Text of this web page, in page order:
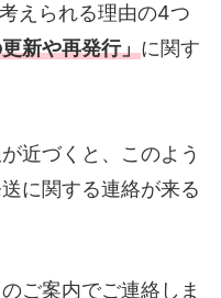
えられる理由の4つ
新や再発行」に関す
近づくと、このよう
に関する連絡が来る
ご案内でご連絡しま